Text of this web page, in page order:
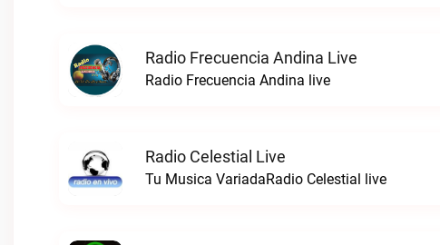
Radio Frecuencia Andina Live
Radio Frecuencia Andina live
Radio Celestial Live
Tu Musica VariadaRadio Celestial live